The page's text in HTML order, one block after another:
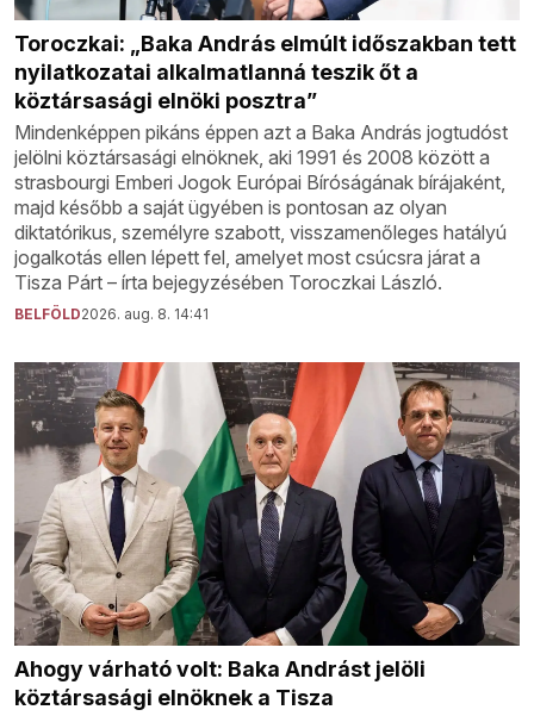
Toroczkai: „Baka András elmúlt időszakban tett
nyilatkozatai alkalmatlanná teszik őt a
köztársasági elnöki posztra”
Mindenképpen pikáns éppen azt a Baka András jogtudóst
jelölni köztársasági elnöknek, aki 1991 és 2008 között a
strasbourgi Emberi Jogok Európai Bíróságának bírájaként,
majd később a saját ügyében is pontosan az olyan
diktatórikus, személyre szabott, visszamenőleges hatályú
jogalkotás ellen lépett fel, amelyet most csúcsra járat a
Tisza Párt – írta bejegyzésében Toroczkai László.
BELFÖLD2026. aug. 8. 14:41
Ahogy várható volt: Baka Andrást jelöli
köztársasági elnöknek a Tisza